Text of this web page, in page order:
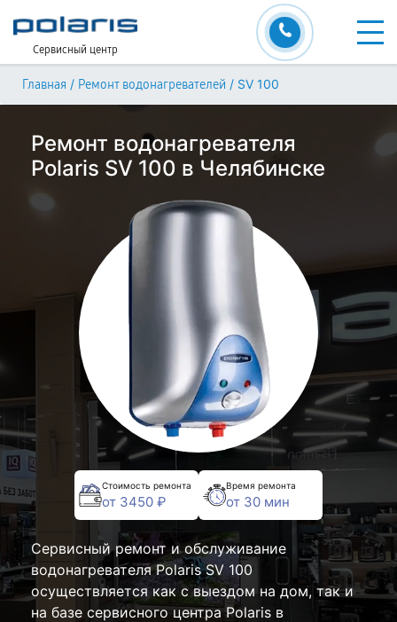
Сервисный центр
Главная / Ремонт водонагревателей / SV 100
Ремонт водонагревателя
Polaris SV 100 в Челябинске
Стоимость ремонта
от 3450 ₽
Время ремонта
от 30 мин
Сервисный ремонт и обслуживание
водонагревателя Polaris SV 100
осуществляется как с выездом на дом, так и
на базе сервисного центра Polaris в